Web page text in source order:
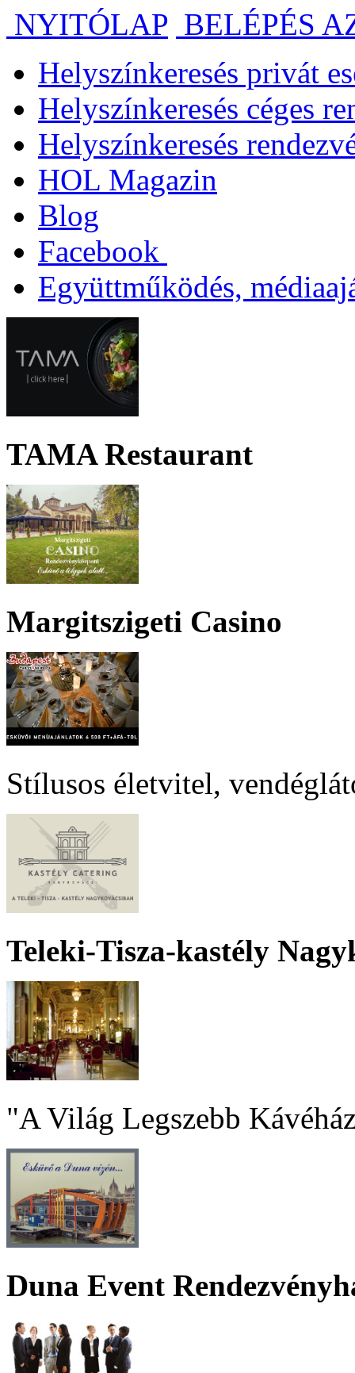
NYITÓLAP BELÉPÉS
Helyszínkeresés privát
Helyszínkeresés céges
Helyszínkeresés
HOL Magazin
Blog
Facebook
Együttműködés,
TAMA Restaurant
Margitszigeti Casino
Stílusos életvitel,
Teleki-Tisza-kastély
"A Világ Legszebb
Duna Event